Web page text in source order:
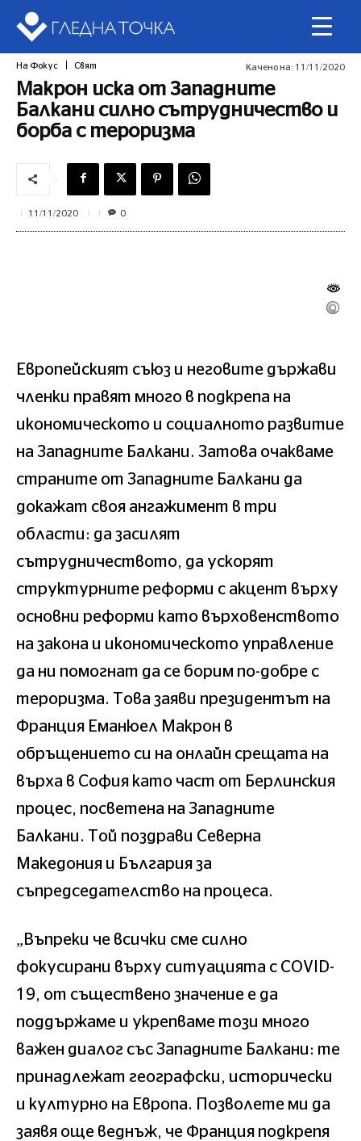
На Фокус Свят Качено на: 11/11/2020
Макрон иска от Западните
Балкани силно сътрудничество и
борба с тероризма
11/11/2020 0
Европейският съюз и неговите държави
членки правят много в подкрепа на
икономическото и социалното развитие
на Западните Балкани. Затова очакваме
страните от Западните Балкани да
докажат своя ангажимент в три
области: да засилят
сътрудничеството, да ускорят
структурните реформи с акцент върху
основни реформи като върховенството
на закона и икономическото управление
да ни помогнат да се борим по-добре с
тероризма. Това заяви президентът на
Франция Еманюел Макрон в
обръщението си на онлайн срещата на
върха в София като част от Берлинския
процес, посветена на Западните
Балкани. Той поздрави Северна
Македония и България за
съпредседателство на процеса.
„Въпреки че всички сме силно
фокусирани върху ситуацията с СOVID-
19, от съществено значение е да
поддържаме и укрепваме този много
важен диалог със Западните Балкани: те
принадлежат географски, исторически
и културно на Европа. Позволете ми да
заявя още веднъж, че Франция подкрепя